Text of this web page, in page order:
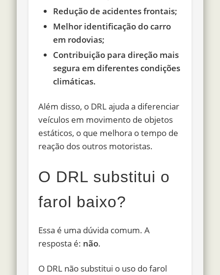
Redução de acidentes frontais;
Melhor identificação do carro
em rodovias;
Contribuição para direção mais
segura em diferentes condições
climáticas.
Além disso, o DRL ajuda a diferenciar
veículos em movimento de objetos
estáticos, o que melhora o tempo de
reação dos outros motoristas.
O DRL substitui o
farol baixo?
Essa é uma dúvida comum. A
resposta é: não.
O DRL não substitui o uso do farol